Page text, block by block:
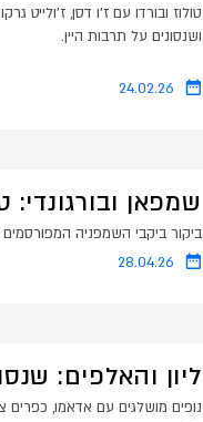
טולוז ובורדו עם ז'ו דסן, ז'ולייט
ושנסונים על תרבות היין.
24.02.26
שמפאן ובורגונדי:
ביקור ביקבי השמפניה
28.04.26
ליון והאלפים:
נופים מושלגים עם אדאמו, כפרים